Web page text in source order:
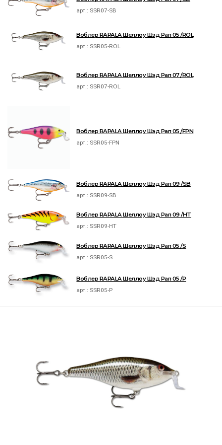
арт.: SSR07-SB
Воблер RAPALA Шеллоу Шэд Рап 05 /ROL
арт.: SSR05-ROL
Воблер RAPALA Шеллоу Шэд Рап 07 /ROL
арт.: SSR07-ROL
Воблер RAPALA Шеллоу Шэд Рап 05 /FPN
арт.: SSR05-FPN
Воблер RAPALA Шеллоу Шэд Рап 09 /SB
арт.: SSR09-SB
Воблер RAPALA Шеллоу Шэд Рап 09 /HT
арт.: SSR09-HT
Воблер RAPALA Шеллоу Шэд Рап 05 /S
арт.: SSR05-S
Воблер RAPALA Шеллоу Шэд Рап 05 /P
арт.: SSR05-P